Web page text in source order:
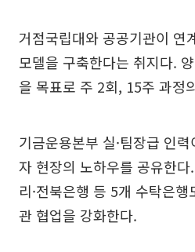
거점국립대와 공공기관이 연
모델을 구축한다는 취지다.
을 목표로 주 2회, 15주 과정
기금운용본부 실·팀장급 인
자 현장의 노하우를 공유한다.
리·전북은행 등 5개 수탁은
관 협업을 강화한다.